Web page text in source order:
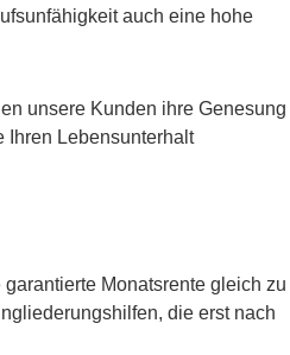
auch eine hohe
unsere Kunden ihre Genesung
Ihren Lebensunterhalt
Monatsrente gleich zu
die erst nach